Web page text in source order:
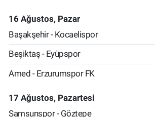
16 Ağustos, Pazar
Başakşehir - Kocaelispor
Beşiktaş - Eyüpspor
Amed - Erzurumspor FK
17 Ağustos, Pazartesi
Samsunspor - Göztepe